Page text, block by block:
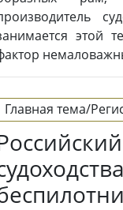
этой
Главная тема/